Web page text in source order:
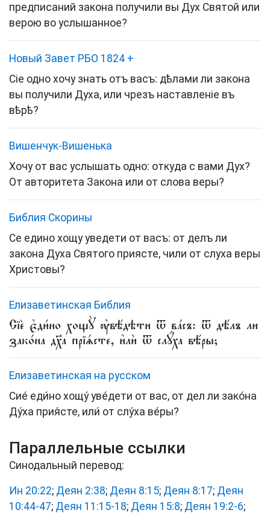
предписаний закона получили вы Дух Святой или
верою во услышанное?
Новый Завет РБО 1824 +
Сіе одно хочу знать отъ васъ: дѣлами ли закона
вы получили Духа, или чрезъ наставленіе въ
вѣрѣ?
Вишенчук-Вишенька
Хочу от вас услышать одно: откуда с вами Дух?
От авторитета Закона или от слова веры?
Библия Скорины
Се едино хощу уведети от васъ: от делъ ли
закона Духа Святого приясте, чили от слуха веры
Христовы?
Елизаветинская Библия
Сїѐ є҆ди́но хощꙋ̀ ᲂу҆вѣ́дѣти ѿ ва́съ: ѿ дѣ́лъ ли
зако́на дх҃а прїѧ́сте, и҆лѝ ѿ слꙋ́ха вѣ́ры;
Елизаветинская на русском
Сие́ еди́но хощу́ уве́дети от вас, от дел ли зако́на
Ду́ха прия́сте, или́ от слу́ха ве́ры?
Параллельные ссылки
Синодальный перевод:
Ин 20:22; Деян 2:38; Деян 8:15; Деян 8:17; Деян
10:44-47; Деян 11:15-18; Деян 15:8; Деян 19:2-6;